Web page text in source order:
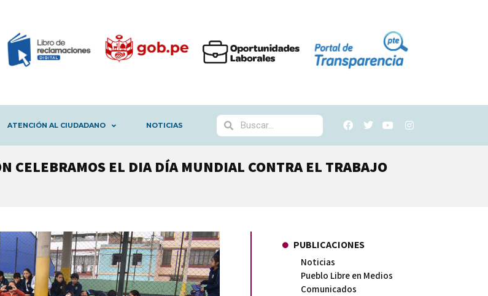
ATENCIÓN AL CIUDADANO NOTICIAS
CELEBRAMOS EL DIA DÍA MUNDIAL CONTRA EL TRABAJO
PUBLICACIONES
Noticias
Pueblo Libre en Medios
Comunicados